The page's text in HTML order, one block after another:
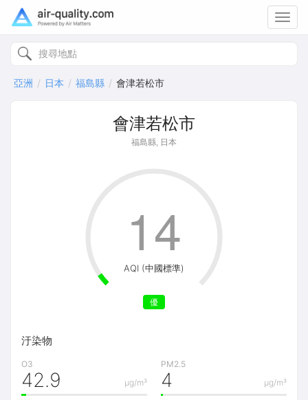
亞洲 日本 福島縣 會津若松市
會津若松市
福島縣, 日本
AQI (中國標準)
優
14
汙染物
O3
μg/m³
42.9
PM2.5
μg/m³
4